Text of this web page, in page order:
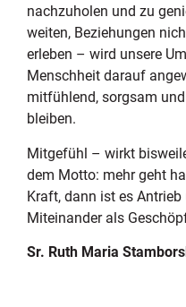
nachzuholen und zu
weiten, Beziehungen
erleben – wird unsere
Menschheit darauf
mitfühlend, sorgsam
bleiben.
Mitgefühl – wirkt
dem Motto: mehr geht
Kraft, dann ist es
Miteinander als
Sr. Ruth Maria